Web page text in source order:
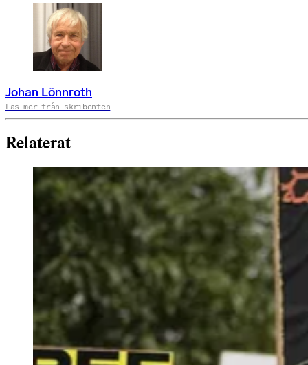
Johan Lönnroth
Läs mer från skribenten
Relaterat